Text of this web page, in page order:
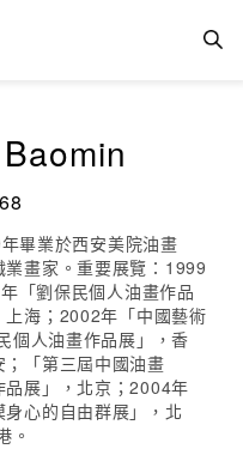
畢業於西安美院油畫
畫家。重要展覽：1999
「劉保民個人油畫作品
海；2002年「中國藝術
個人油畫作品展」，香
「第三屆中國油畫
展」，北京；2004年
身心的自由群展」，北
。